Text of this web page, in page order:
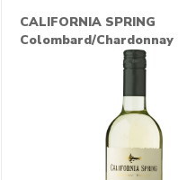
CALIFORNIA SPRING
Colombard/Chardonnay